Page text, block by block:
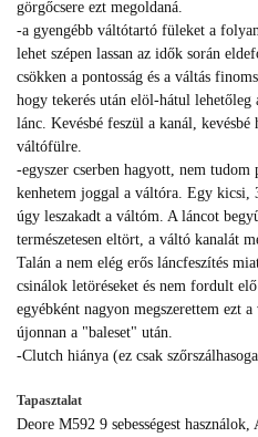
görgőcsere ezt megoldaná.
-a gyengébb váltótartó füleket a
lehet szépen lassan az idők során
csökken a pontosság és a váltás
hogy tekerés után elöl-hátul lehetőleg
lánc. Kevésbé feszül a kanál,
váltófülre.
-egyszer cserben hagyott, nem
kenhetem joggal a váltóra. Egy kicsi,
úgy leszakadt a váltóm. A láncot
természetesen eltört, a váltó kanalát
Talán a nem elég erős láncfeszítés
csinálok letöréseket és nem fordult
egyébként nagyon megszerettem ezt
újonnan a "baleset" után.
-Clutch hiánya (ez csak
Tapasztalat
Deore M592 9 sebességest